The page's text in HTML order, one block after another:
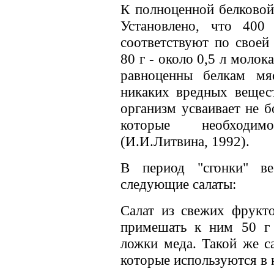
К полноценной
Установлено, что
соответствуют по
80 г - около 0,5 л
равноценны белкам
никаких вредных
организм усваивает не
которые
(И.И.Литвина, 1992).
В период "сгонки"
следующие салаты:
Салат из свежих
примешать к ним 50 г
ложки меда. Такой же
которые используются в